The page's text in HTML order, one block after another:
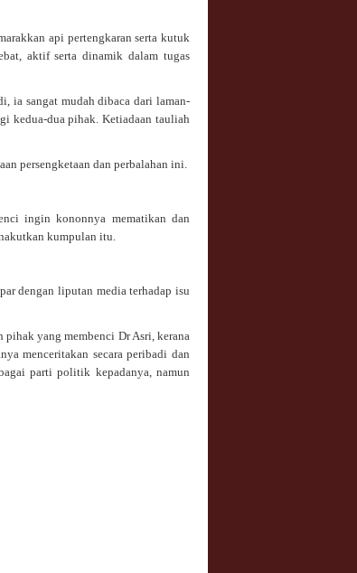
api pertengkaran serta kutuk
aktif serta dinamik dalam tugas
ia sangat mudah dibaca dari laman-
kedua-dua pihak. Ketiadaan tauliah
persengketaan dan perbalahan ini.
ingin kononnya mematikan dan
kumpulan itu.
dengan liputan media terhadap isu
yang membenci Dr Asri, kerana
menceritakan secara peribadi dan
parti politik kepadanya, namun